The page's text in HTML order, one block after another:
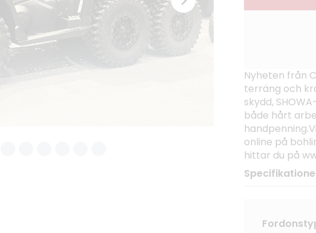
Nyheten från
terräng och
skydd,
både hårt
online på
hittar du på